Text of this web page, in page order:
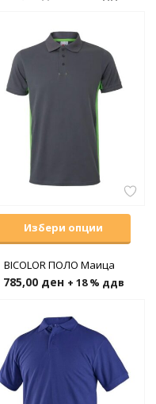
Избери опции
BICOLOR ПОЛО Маица
785,00 ден + 18 % ддв